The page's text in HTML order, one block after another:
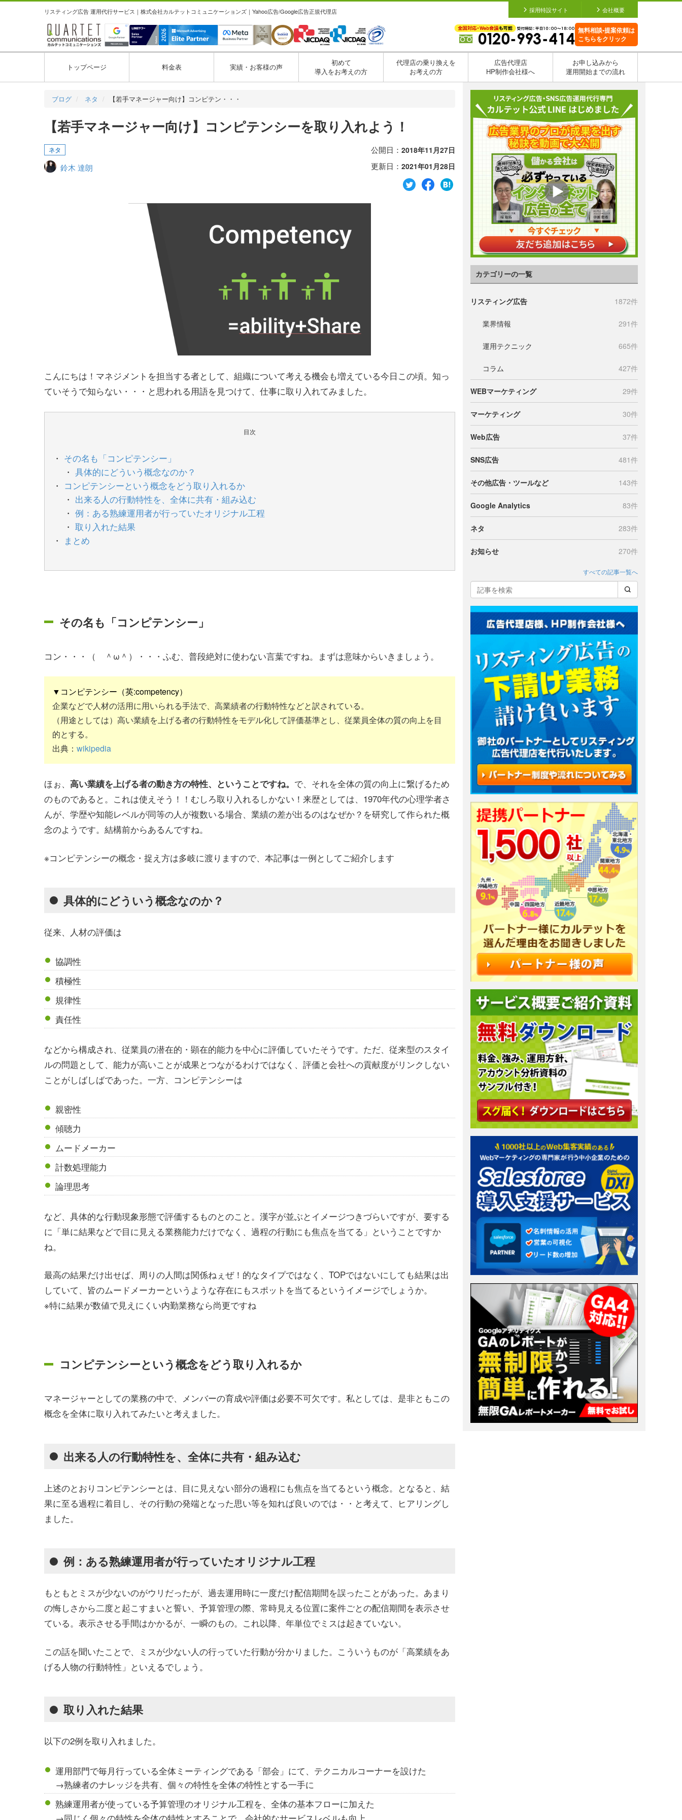
リスティング広告 運用代行サービス｜株式会社カルテットコミュニケーションズ｜Yahoo広告/Google広告正規代理店 採用特設サイト 会社概要
無料相談•提案依頼は
こちらをクリック
トップページ 料金表 実績・お客様の声
初めて
導入をお考えの方
代理店の乗り換えを
お考えの方
広告代理店
HP制作会社様へ
お申し込みから
運用開始までの流れ
ブログ ネタ 【若手マネージャー向け】コンピテン・・・
【若手マネージャー向け】コンピテンシーを取り入れよう！
ネタ
鈴木 達朗
公開日： 2018年11月27日
更新日： 2021年01月28日
こんにちは！マネジメントを担当する者として、組織について考える機会も増えている今日この頃。知っ
ていそうで知らない・・・と思われる用語を見つけて、仕事に取り入れてみました。
目次
その名も「コンピテンシー」
具体的にどういう概念なのか？
コンピテンシーという概念をどう取り入れるか
出来る人の行動特性を、全体に共有・組み込む
例：ある熟練運用者が行っていたオリジナル工程
取り入れた結果
まとめ
その名も「コンピテンシー」
コン・・・（ ＾ω＾）・・・ふむ、普段絶対に使わない言葉ですね。まずは意味からいきましょう。
▼コンピテンシー（英:competency）
企業などで人材の活用に用いられる手法で、高業績者の行動特性などと訳されている。
（用途としては）高い業績を上げる者の行動特性をモデル化して評価基準とし、従業員全体の質の向上を目
的とする。
出典： wikipedia
ほぉ、 高い業績を上げる者の動き方の特性、ということですね。 で、それを全体の質の向上に繋げるため
のものであると。これは使えそう！！むしろ取り入れるしかない！来歴としては、1970年代の心理学者さ
んが、学歴や知能レベルが同等の人が複数いる場合、業績の差が出るのはなぜか？を研究して作られた概
念のようです。結構前からあるんですね。
※コンピテンシーの概念・捉え方は多岐に渡りますので、本記事は一例としてご紹介します
具体的にどういう概念なのか？
従来、人材の評価は
協調性
積極性
規律性
責任性
などから構成され、従業員の潜在的・顕在的能力を中心に評価していたそうです。ただ、従来型のスタイ
ルの問題として、能力が高いことが成果とつながるわけではなく、評価と会社への貢献度がリンクしない
ことがしばしばであった。一方、コンピテンシーは
親密性
傾聴力
ムードメーカー
計数処理能力
論理思考
など、 具体的な行動現象形態で評価するものとのこと。漢字が並ぶとイメージつきづらいですが、要する
に「単に結果などで目に見える業務能力だけでなく、過程の行動にも焦点を当てる」ということですか
ね。
最高の結果だけ出せば、周りの人間は関係ねぇぜ！的なタイプではなく、TOPではないにしても結果は出
していて、皆のムードメーカーというような存在にもスポットを当てるというイメージでしょうか。
※特に結果が数値で見えにくい内勤業務なら尚更ですね
コンピテンシーという概念をどう取り入れるか
マネージャーとしての業務の中で、メンバーの育成や評価は必要不可欠です。私としては、是非ともこの
概念を全体に取り入れてみたいと考えました。
出来る人の行動特性を、全体に共有・組み込む
上述のとおりコンピテンシーとは、目に見えない部分の過程にも焦点を当てるという概念。となると、 結
果に至る過程に着目し、その行動の発端となった思い等を知れば良いのでは・・と考えて、ヒアリングし
ました。
例：ある熟練運用者が行っていたオリジナル工程
もともとミスが少ないのがウリだったが、過去運用時に一度だけ配信期間を誤ったことがあった。あまり
の悔しさから二度と起こすまいと誓い、予算管理の際、常時見える位置に案件ごとの配信期間を表示させ
ている。表示させる手間はかかるが、一瞬のもの。 これ以降、年単位でミスは起きていない。
この話を聞いたことで、ミスが少ない人の行っていた行動が分かりました。 こういうものが「高業績をあ
げる人物の行動特性」 といえるでしょう。
取り入れた結果
以下の2例を取り入れました。
運用部門で毎月行っている全体ミーティングである「部会」にて、テクニカルコーナーを設けた
→熟練者のナレッジを共有、個々の特性を全体の特性とする一手に
熟練運用者が使っている予算管理のオリジナル工程を、全体の基本フローに加えた
カテゴリーの一覧
リスティング広告 1872件
業界情報 291件
運用テクニック 665件
コラム 427件
WEBマーケティング 29件
マーケティング 30件
Web広告 37件
SNS広告 481件
その他広告・ツールなど 143件
Google Analytics 83件
ネタ 283件
お知らせ 270件
すべての記事一覧へ